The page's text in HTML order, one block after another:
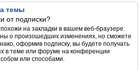
темы
от подписки?
на закладки в вашем веб-браузере.
о произошедших изменениях, но сможете
оформив подписку, вы будете получать
в теме или форуме на конференции
или способами.